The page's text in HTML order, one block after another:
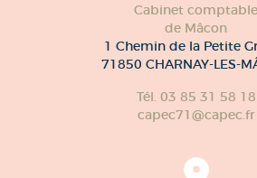
Cabinet comptable
de Mâcon
1 Chemin de la Petite
71850 CHARNAY-LES-
Tél. 03 85 31 58 18
capec71@capec.fr